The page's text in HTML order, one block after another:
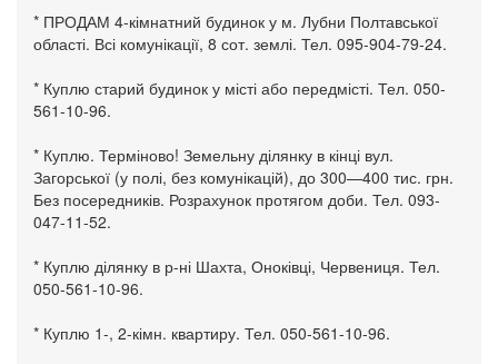
* ПРОДАМ 4-кімнатний будинок у м. Лубни Полтавської
області. Всі комунікації, 8 сот. землі. Тел. 095-904-79-24.
* Куплю старий будинок у місті або передмісті. Тел. 050-
561-10-96.
* Куплю. Терміново! Земельну ділянку в кінці вул.
Загорської (у полі, без комунікацій), до 300—400 тис. грн.
Без посередників. Розрахунок протягом доби. Тел. 093-
047-11-52.
* Куплю ділянку в р-ні Шахта, Оноківці, Червениця. Тел.
050-561-10-96.
* Куплю 1-, 2-кімн. квартиру. Тел. 050-561-10-96.